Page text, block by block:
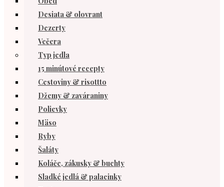
Desiata & olovrant
Dezerty
Večera
Typ jedla
15 minútové recepty
Cestoviny & risottto
Džemy & zaváraniny
Polievky
Mäso
Ryby
Šaláty
Koláče, zákusky & buchty
Sladké jedlá & palacinky